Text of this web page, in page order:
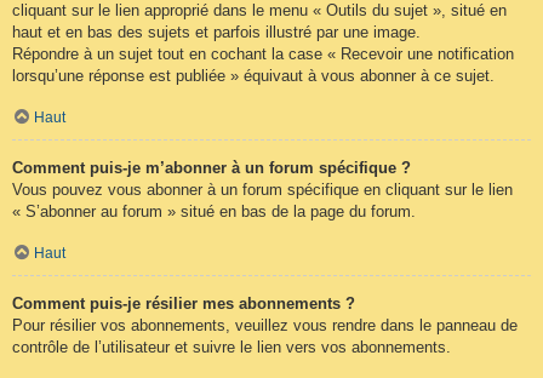
cliquant sur le lien approprié dans le menu « Outils du sujet », situé en
haut et en bas des sujets et parfois illustré par une image.
Répondre à un sujet tout en cochant la case « Recevoir une notification
lorsqu’une réponse est publiée » équivaut à vous abonner à ce sujet.
Haut
Comment puis-je m’abonner à un forum spécifique ?
Vous pouvez vous abonner à un forum spécifique en cliquant sur le lien
« S’abonner au forum » situé en bas de la page du forum.
Haut
Comment puis-je résilier mes abonnements ?
Pour résilier vos abonnements, veuillez vous rendre dans le panneau de
contrôle de l’utilisateur et suivre le lien vers vos abonnements.